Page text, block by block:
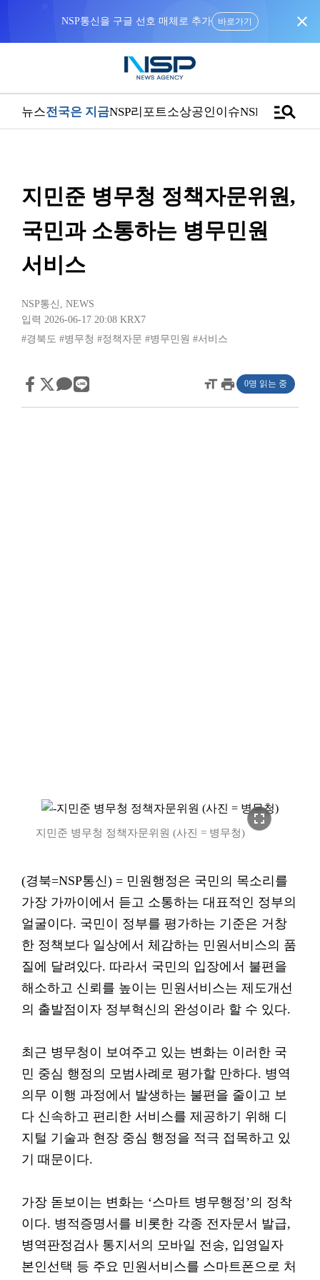
“우리는 독자가 구독할 수 있는 기사를 씁니다” close
뉴스전국은 지금NSP리포트소상공인이슈NSPTVmanage_search
지민준 병무청 정책자문위원,
국민과 소통하는 병무민원
서비스
NSP통신 , NEWS
입력 2026-06-17 20:08 KRX7
#경북도 #병무청 #정책자문 #병무민원 #서비스
format_sizeprint 0명 읽는 중
fullscreen
지민준 병무청 정책자문위원 (사진 = 병무청)
(경북=NSP통신) = 민원행정은 국민의 목소리를
가장 가까이에서 듣고 소통하는 대표적인 정부의
얼굴이다. 국민이 정부를 평가하는 기준은 거창
한 정책보다 일상에서 체감하는 민원서비스의 품
질에 달려있다. 따라서 국민의 입장에서 불편을
해소하고 신뢰를 높이는 민원서비스는 제도개선
의 출발점이자 정부혁신의 완성이라 할 수 있다.
최근 병무청이 보여주고 있는 변화는 이러한 국
민 중심 행정의 모범사례로 평가할 만하다. 병역
의무 이행 과정에서 발생하는 불편을 줄이고 보
다 신속하고 편리한 서비스를 제공하기 위해 디
지털 기술과 현장 중심 행정을 적극 접목하고 있
기 때문이다.
가장 돋보이는 변화는 ‘스마트 병무행정’의 정착
이다. 병적증명서를 비롯한 각종 전자문서 발급,
병역판정검사 통지서의 모바일 전송, 입영일자
본인선택 등 주요 민원서비스를 스마트폰으로 처